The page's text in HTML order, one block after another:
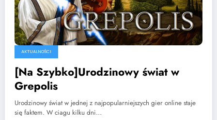
AKTUALNOŚCI
[Na Szybko]Urodzinowy świat w
Grepolis
Urodzinowy świat w jednej z najpopularniejszych gier online staje
się faktem. W ciagu kilku dni…